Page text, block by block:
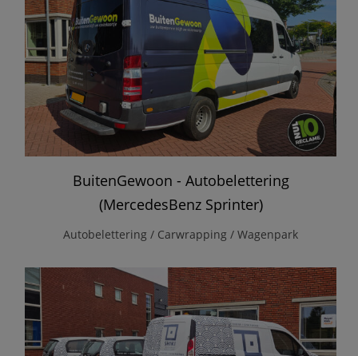
BuitenGewoon - Autobelettering
(MercedesBenz Sprinter)
Autobelettering / Carwrapping / Wagenpark